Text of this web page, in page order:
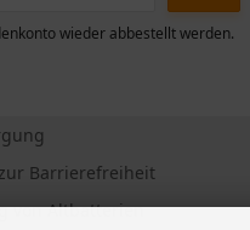
wieder abbestellt werden.
Barrierefreiheit
von Altbatterien